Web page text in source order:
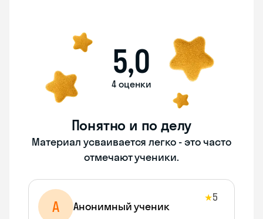
5,0
4 оценки
Понятно и по делу
Материал усваивается легко - это часто
отмечают ученики.
А Анонимный ученик
★5